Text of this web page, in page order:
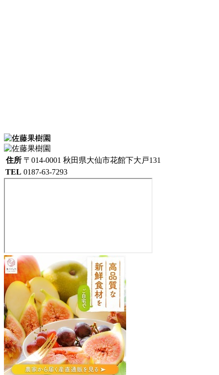
住所 〒014-0001 秋田県大仙市花館下大戸131
TEL 0187-63-7293
佐
藤
果
樹
園
014-
0001
秋
田
県
大
仙